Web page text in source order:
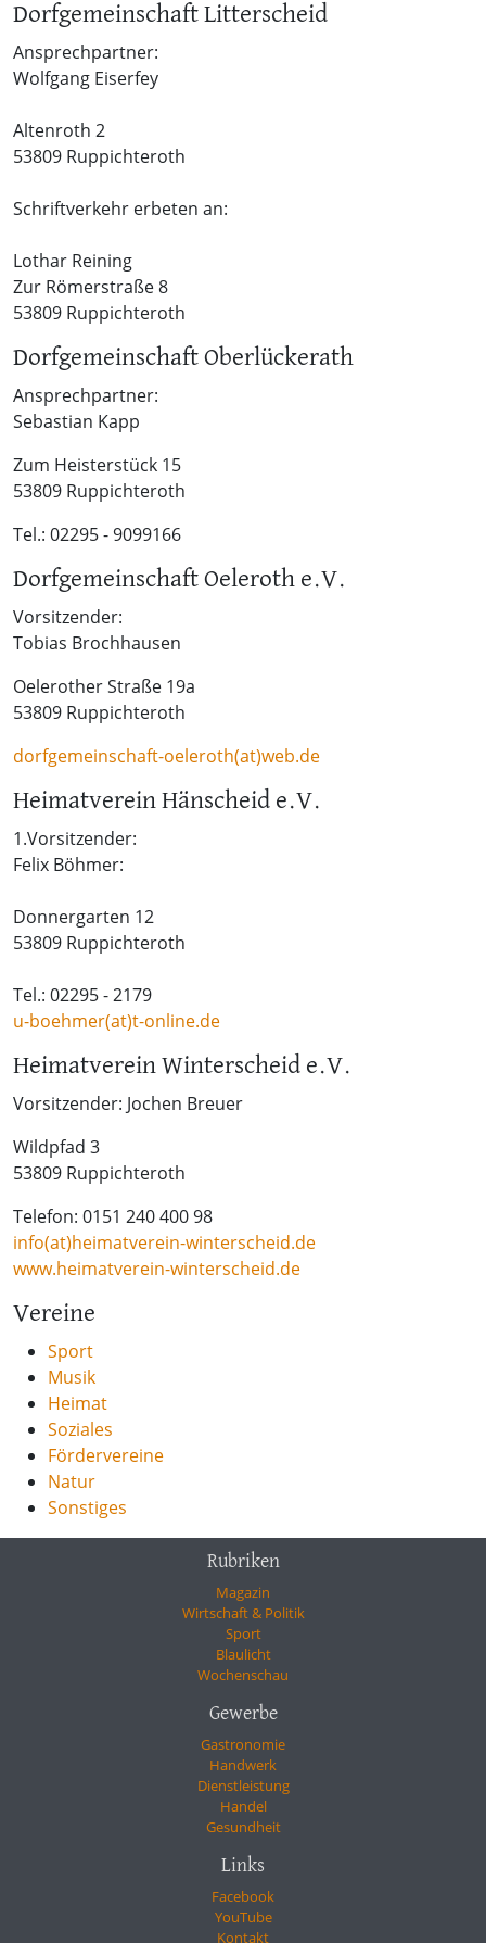
Dorfgemeinschaft Litterscheid
Ansprechpartner:
Wolfgang Eiserfey
Altenroth 2
53809 Ruppichteroth
Schriftverkehr erbeten an:
Lothar Reining
Zur Römerstraße 8
53809 Ruppichteroth
Dorfgemeinschaft Oberlückerath
Ansprechpartner:
Sebastian Kapp
Zum Heisterstück 15
53809 Ruppichteroth
Tel.: 02295 - 9099166
Dorfgemeinschaft Oeleroth e.V.
Vorsitzender:
Tobias Brochhausen
Oelerother Straße 19a
53809 Ruppichteroth
dorfgemeinschaft-oeleroth(at)web.de
Heimatverein Hänscheid e.V.
1.Vorsitzender:
Felix Böhmer:
Donnergarten 12
53809 Ruppichteroth
Tel.: 02295 - 2179
u-boehmer(at)t-online.de
Heimatverein Winterscheid e.V.
Vorsitzender: Jochen Breuer
Wildpfad 3
53809 Ruppichteroth
Telefon: 0151 240 400 98
info(at)heimatverein-winterscheid.de
www.heimatverein-winterscheid.de
Vereine
Sport
Musik
Heimat
Soziales
Fördervereine
Natur
Sonstiges
Rubriken
Magazin
Wirtschaft & Politik
Sport
Blaulicht
Wochenschau
Gewerbe
Gastronomie
Handwerk
Dienstleistung
Handel
Gesundheit
Links
Facebook
YouTube
Kontakt